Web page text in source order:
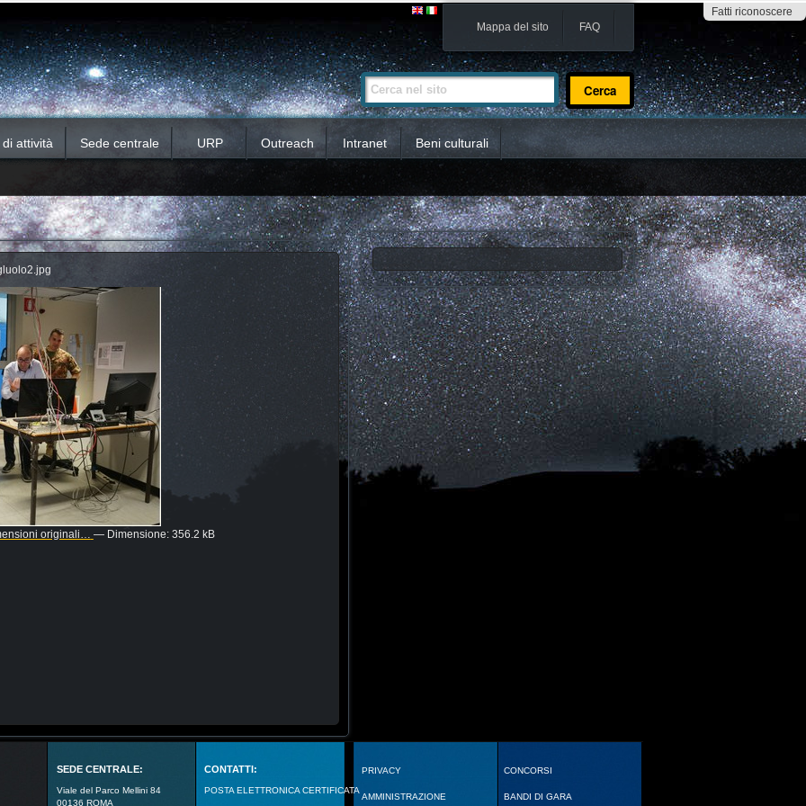
Fatti riconoscere
Mappa del sito FAQ
Cerca nel sito
Ricerca
avanzata…
attività Sede centrale URP Outreach Intranet Beni culturali
originali… — Dimensione: 356.2 kB
SEDE CENTRALE:
Viale del Parco Mellini 84
00136 ROMA
CONTATTI:
POSTA ELETTRONICA CERTIFICATA
PRIVACY
AMMINISTRAZIONE
CONCORSI
BANDI DI GARA